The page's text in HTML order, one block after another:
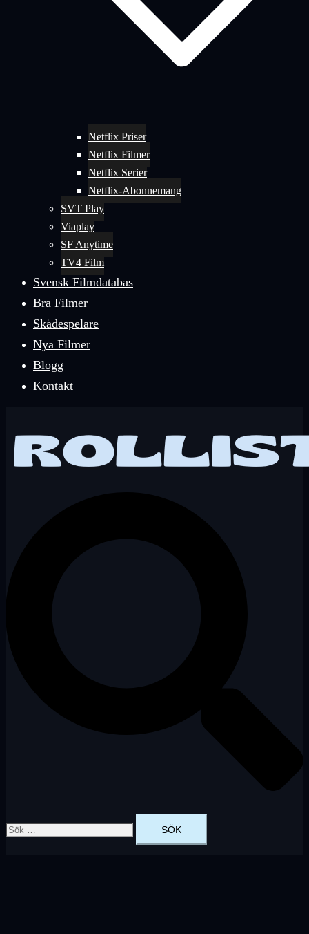
Netflix Priser
Netflix Filmer
Netflix Serier
Netflix-Abonnemang
SVT Play
Viaplay
SF Anytime
TV4 Film
Svensk Filmdatabas
Bra Filmer
Skådespelare
Nya Filmer
Blogg
Kontakt
på/av
meny
Sök
efter: